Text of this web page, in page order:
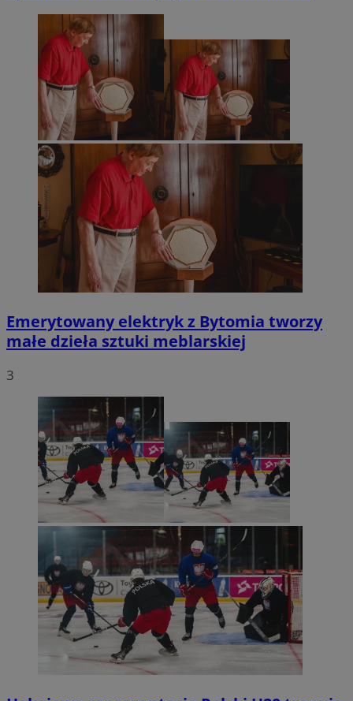
Emerytowany elektryk z Bytomia tworzy
małe dzieła sztuki meblarskiej
3